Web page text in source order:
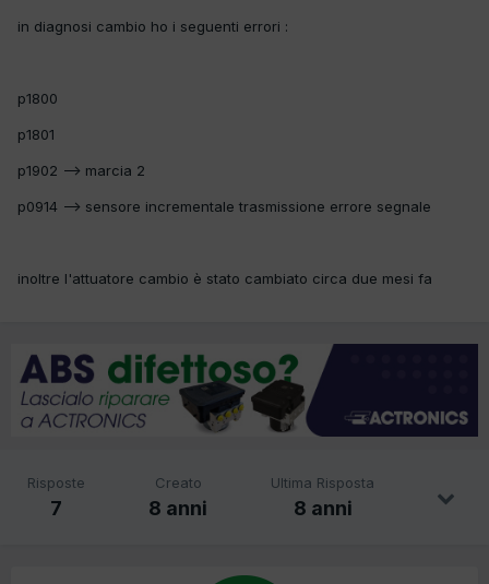
in diagnosi cambio ho i seguenti errori :
p1800
p1801
p1902 --> marcia 2
p0914 --> sensore incrementale trasmissione errore segnale
inoltre l'attuatore cambio è stato cambiato circa due mesi fa
Risposte
7
Creato
8 anni
Ultima Risposta
8 anni